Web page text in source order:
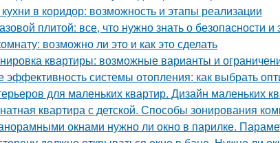
в коридор: возможность и этапы реализации
плитой: все, что нужно знать о безопасности
возможно ли это и как это сделать
квартиры: возможные варианты и
эффективность системы отопления: как выбрать
для маленьких квартир. Дизайн маленьких
квартира с детской. Способы зонирования
окнами нужно ли окно в парилке.